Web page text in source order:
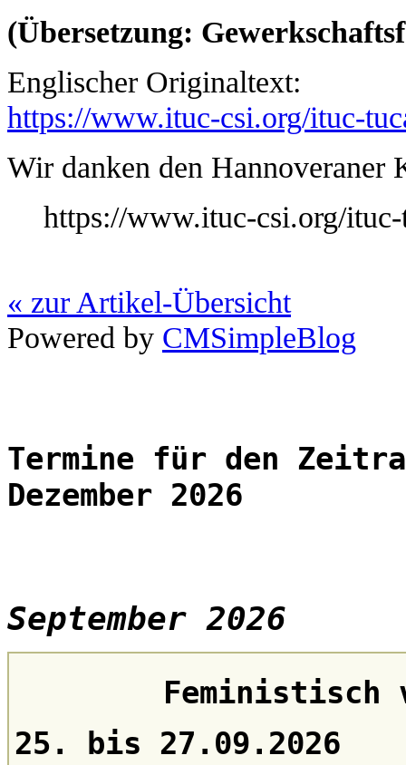
(Übersetzung:
Englischer Originaltext:
https://www.ituc-csi.org/ituc-
Wir danken den Hannoveraner
https://www.ituc-csi.org/ituc-
« zur Artikel-Übersicht
Powered by CMSimpleBlog
Termine für den
Dezember 2026
September 2026
Feministisch
25. bis 27.09.2026